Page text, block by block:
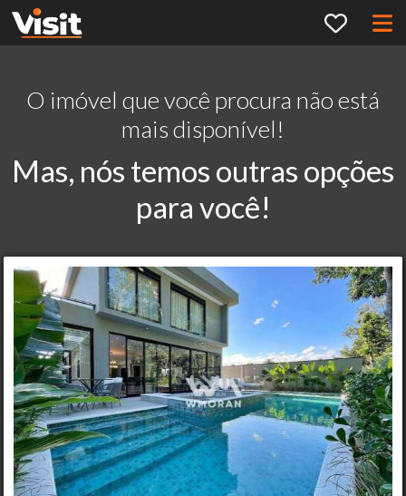
O imóvel que você procura não está
mais disponível!
Mas, nós temos outras opções
para você!